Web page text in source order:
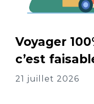
Voyager
c’est
21 juillet 2026